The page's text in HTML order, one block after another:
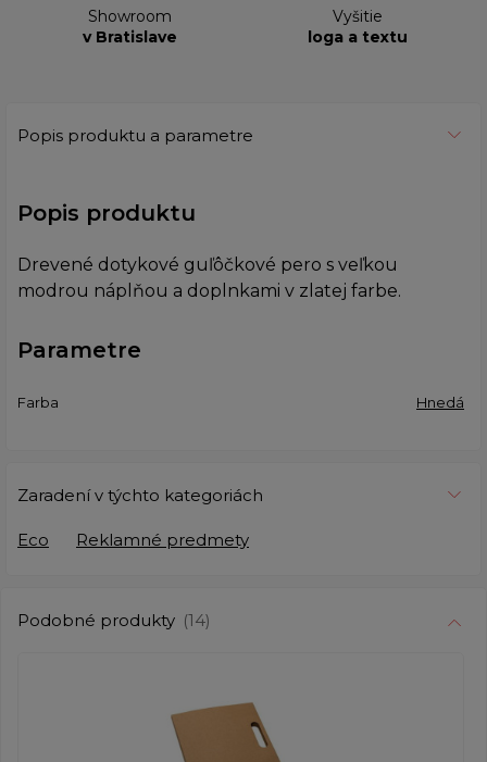
Showroom
v Bratislave
Vyšitie
loga a textu
Popis produktu a parametre
Popis produktu
Drevené dotykové guľôčkové pero s veľkou
modrou náplňou a doplnkami v zlatej farbe.
Parametre
Farba Hnedá
Zaradení v týchto kategoriách
Eco Reklamné predmety
Podobné produkty (14)